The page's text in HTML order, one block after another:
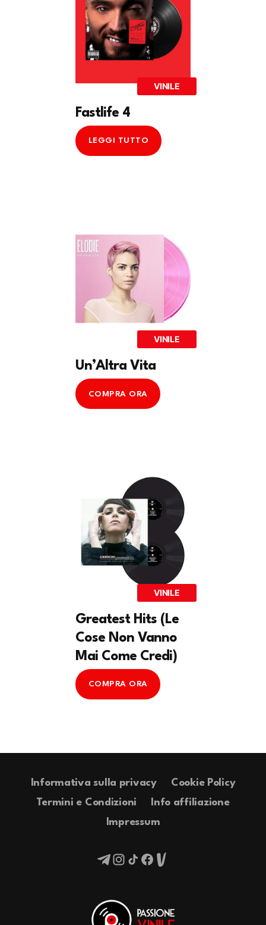
VINILE
Fastlife 4
LEGGI TUTTO
VINILE
Un’Altra Vita
COMPRA ORA
VINILE
Greatest Hits (Le
Cose Non Vanno
Mai Come Credi)
COMPRA ORA
Informativa sulla privacy
Cookie Policy
Termini e Condizioni
Info affiliazione
Impressum